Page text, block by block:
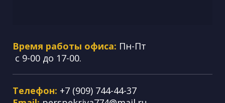
Время работы офиса: Пн-Пт
с 9-00 до 17-00.
Телефон: +7 (909) 744-44-37